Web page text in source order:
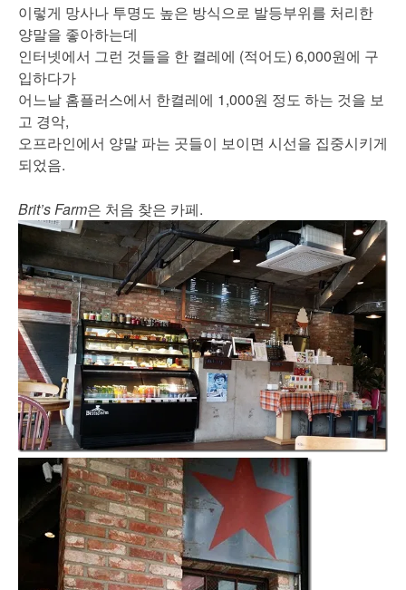
이렇게 망사나 투명도 높은 방식으로 발등부위를 처리한
양말을 좋아하는데
인터넷에서 그런 것들을 한 켤레에 (적어도) 6,000원에 구
입하다가
어느날 홈플러스에서 한켤레에 1,000원 정도 하는 것을 보
고 경악,
오프라인에서 양말 파는 곳들이 보이면 시선을 집중시키게
되었음.
Brit’s Farm은 처음 찾은 카페.